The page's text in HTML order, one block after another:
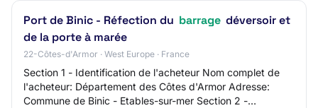
Port de Binic - Réfection du barrage déversoir et
de la porte à marée
22-Côtes-d'Armor · West Europe · France
Section 1 - Identification de l'acheteur Nom complet de
l'acheteur: Département des Côtes d'Armor Adresse:
Commune de Binic - Etables-sur-mer Section 2 -